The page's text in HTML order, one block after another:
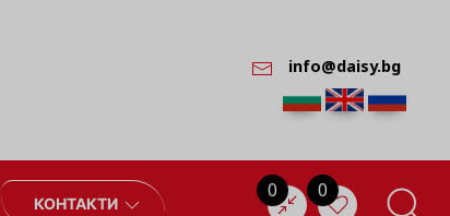
info@daisy.bg
КОНТАКТИ
0 0